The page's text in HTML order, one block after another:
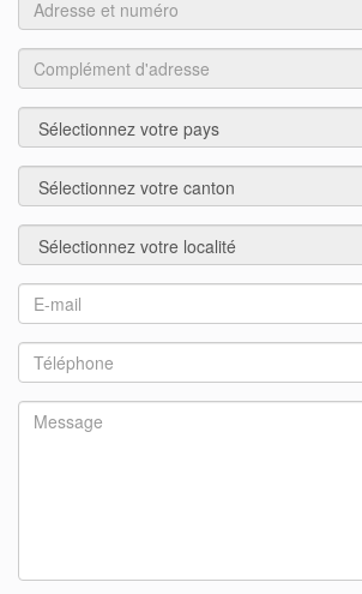
et
numéro
Complément
d'adresse
Pays
Région
Localité